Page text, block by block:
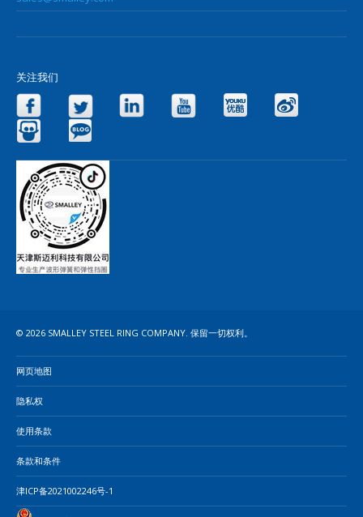
关注我们
Facebook Twitter LinkedIn YouTube
© 2026 SMALLEY STEEL RING COMPANY. 保留一切权利。
网页地图
隐私权
使用条款
条款和条件
津ICP备2021002246号-1